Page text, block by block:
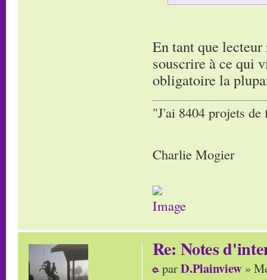
En tant que
souscrire à ce qui
obligatoire la
"J'ai 8404 projets
Charlie Mogier
Re: Notes
parD.Plainview »